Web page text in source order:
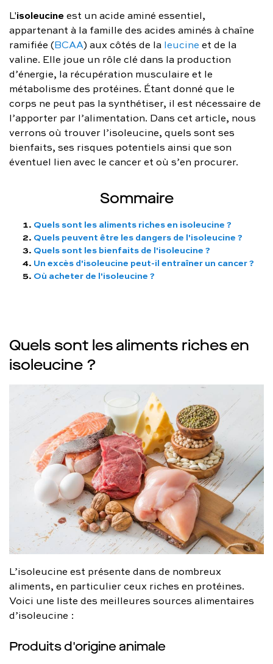
Vous avez des questions :
FAQ complète
01 86 65 17 33
contact@charles.co
L'isoleucineest un acide aminé essentiel,
appartenant à la famille des acides aminés à chaîne
ramifiée (BCAA) aux côtés de la leucine et de la
valine. Elle joue un rôle clé dans la production
d’énergie, la récupération musculaire et le
métabolisme des protéines. Étant donné que le
corps ne peut pas la synthétiser, il est nécessaire de
l’apporter par l’alimentation. Dans cet article, nous
verrons où trouver l’isoleucine, quels sont ses
bienfaits, ses risques potentiels ainsi que son
éventuel lien avec le cancer et où s’en procurer.
Sommaire
Quels sont les aliments riches en isoleucine ?
Quels peuvent être les dangers de l'isoleucine ?
Quels sont les bienfaits de l'isoleucine ?
Un excès d'isoleucine peut-il entraîner un cancer ?
Où acheter de l'isoleucine ?
Quels sont les aliments riches en
isoleucine ?
L’isoleucine est présente dans de nombreux
aliments, en particulier ceux riches en protéines.
Voici une liste des meilleures sources alimentaires
d’isoleucine :
Produits d'origine animale